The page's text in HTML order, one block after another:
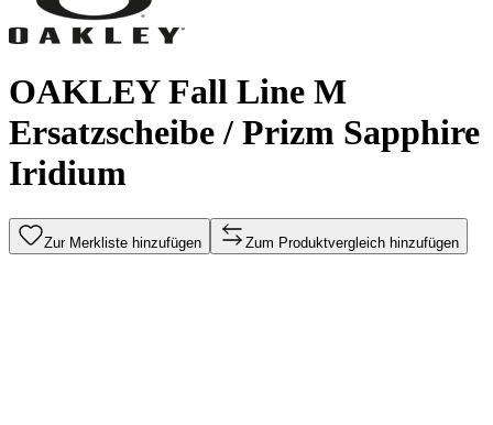
OAKLEY Fall Line M
Ersatzscheibe / Prizm Sapphire
Iridium
Zur Merkliste hinzufügen Zum Produktvergleich hinzufügen